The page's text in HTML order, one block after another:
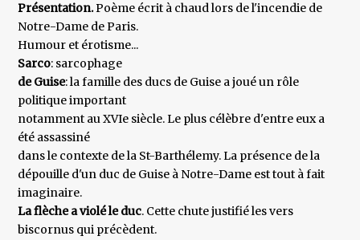
Présentation.Poème écrit à chaud lors de l'incendie de
Notre-Dame de Paris.
Humour et érotisme...
Sarco: sarcophage
de Guise: la famille des ducs de Guise a joué un rôle
politique important
notamment au XVIe siècle. Le plus célèbre d'entre eux a
été assassiné
dans le contexte de la St-Barthélemy. La présence de la
dépouille d'un duc de Guise à Notre-Dame est tout à fait
imaginaire.
La flèche a violé le duc. Cette chute justifié les vers
biscornus qui précèdent.